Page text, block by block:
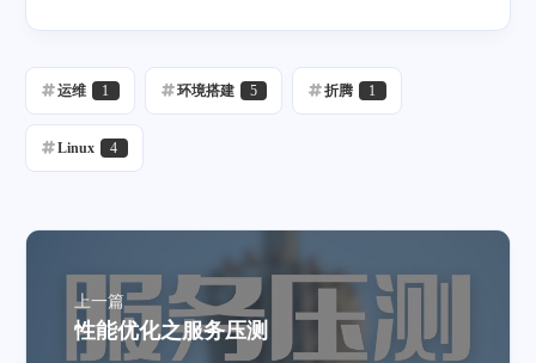
运维 1 环境搭建 5 折腾 1
Linux 4
上一篇
性能优化之服务压测